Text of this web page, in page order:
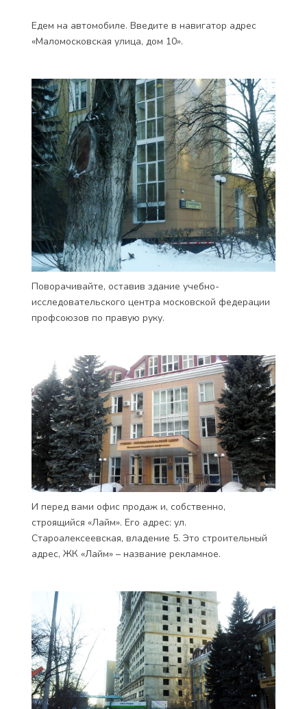
Едем на автомобиле. Введите в навигатор адрес
«Маломосковская улица, дом 10».
Поворачивайте, оставив здание учебно-
исследовательского центра московской федерации
профсоюзов по правую руку.
И перед вами офис продаж и, собственно,
строящийся «Лайм». Его адрес: ул.
Староалексеевская, владение 5. Это строительный
адрес, ЖК «Лайм» – название рекламное.